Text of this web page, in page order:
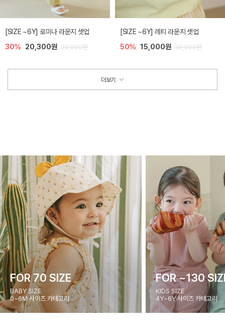
[SIZE ~6Y] 로미나 라운지 셋업
30% 20,300원 29,000원
[SIZE ~6Y] 레티 라운지 셋업
50% 15,000원 30,000원
더보기
FOR 70 SIZE
BABY SIZE
0~6M 사이즈 카테고리
FOR ~130
KIDS SIZE
4Y~6Y 사이즈 카테고리